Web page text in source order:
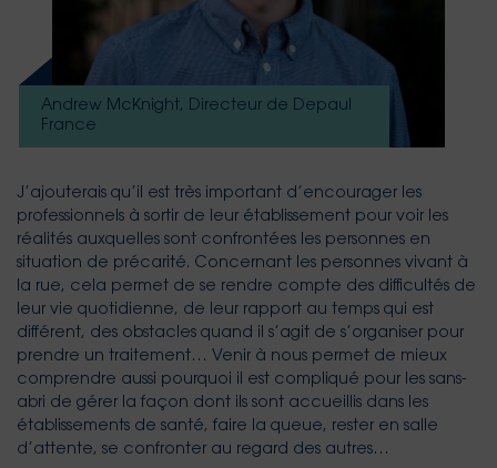
Andrew McKnight, Directeur de Depaul
France
J’ajouterais qu’il est très important d’encourager les
professionnels à sortir de leur établissement pour voir les
réalités auxquelles sont confrontées les personnes en
situation de précarité. Concernant les personnes vivant à
la rue, cela permet de se rendre compte des difficultés de
leur vie quotidienne, de leur rapport au temps qui est
différent, des obstacles quand il s’agit de s’organiser pour
prendre un traitement… Venir à nous permet de mieux
comprendre aussi pourquoi il est compliqué pour les sans-
abri de gérer la façon dont ils sont accueillis dans les
établissements de santé, faire la queue, rester en salle
d’attente, se confronter au regard des autres…